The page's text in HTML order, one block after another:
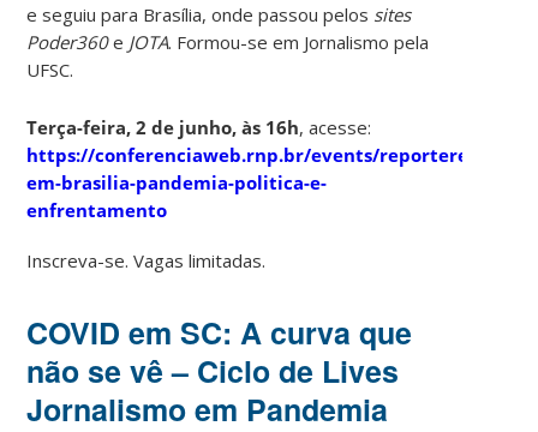
e seguiu para Brasília, onde passou pelos sites
Poder360e JOTA. Formou-se em Jornalismo pela
UFSC.
Terça-feira, 2 de junho, às 16h, acesse:
https://conferenciaweb.rnp.br/events/reporteres-
em-brasilia-pandemia-politica-e-
enfrentamento
Inscreva-se. Vagas limitadas.
COVID em SC: A curva que
não se vê – Ciclo de Lives
Jornalismo em Pandemia